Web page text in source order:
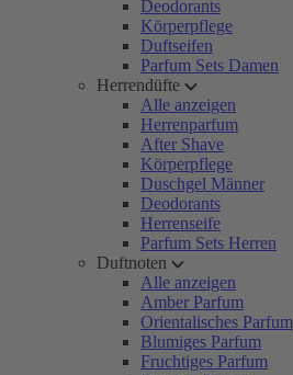
Deodorants
Körperpflege
Duftseifen
Parfum Sets Damen
Herrendüfte
Alle anzeigen
Herrenparfum
After Shave
Körperpflege
Duschgel Männer
Deodorants
Herrenseife
Parfum Sets Herren
Duftnoten
Alle anzeigen
Amber Parfum
Orientalisches Parfum
Blumiges Parfum
Fruchtiges Parfum